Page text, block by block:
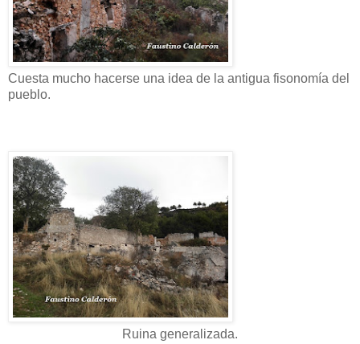
Cuesta mucho hacerse una idea de la antigua fisonomía del
pueblo.
Ruina generalizada.